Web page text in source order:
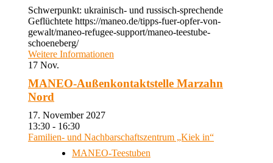
Schwerpunkt: ukrainisch- und russisch-sprechende
Geflüchtete https://maneo.de/tipps-fuer-opfer-von-
gewalt/maneo-refugee-support/maneo-teestube-
schoeneberg/
Weitere Informationen
17 Nov.
MANEO-Außenkontaktstelle Marzahn
Nord
17. November 2027
13:30 - 16:30
Familien- und Nachbarschaftszentrum „Kiek in“
MANEO-Teestuben